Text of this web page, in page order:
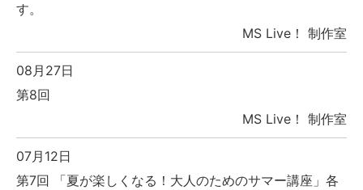
す。
MS Live！ 制作室
08月27日
第8回
MS Live！ 制作室
07月12日
第7回 「夏が楽しくなる！大人のためのサマー講座」各